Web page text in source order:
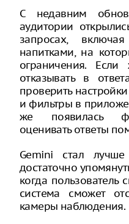
С недавним
аудитории
запросах,
напитками, на
ограничения.
отказывать в
проверить
и фильтры в
же появилась
оценивать ответы
Gemini стал
достаточно
когда пользователь
система сможет
камеры наблюдения.